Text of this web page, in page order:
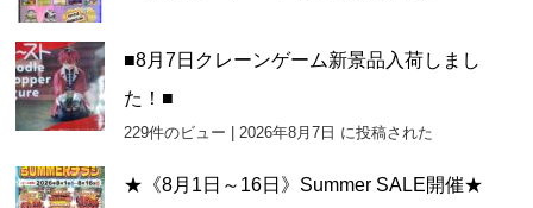
■8月7日クレーンゲーム新景品入荷しまし
た！■
229件のビュー 2026年8月7日 に投稿された
★《8月1日～16日》Summer SALE開催★